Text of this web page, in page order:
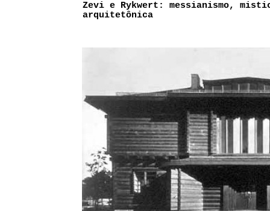
Zevi e Rykwert: messianismo,
arquitetônica